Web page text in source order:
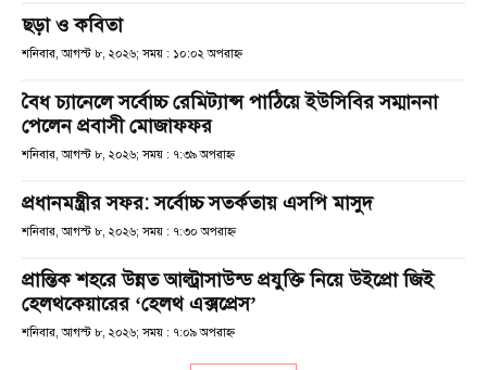
ছড়া ও কবিতা
শনিবার, আগস্ট ৮, ২০২৬; সময় : ১০:০২ অপরাহ্ণ
বৈধ চ্যানেলে সর্বোচ্চ রেমিট্যান্স পাঠিয়ে ইউসিবির সম্মাননা
পেলেন প্রবাসী মোজাফফর
শনিবার, আগস্ট ৮, ২০২৬; সময় : ৭:৩৯ অপরাহ্ণ
প্রধানমন্ত্রীর সফর: সর্বোচ্চ সতর্কতায় এসপি মাসুদ
শনিবার, আগস্ট ৮, ২০২৬; সময় : ৭:৩০ অপরাহ্ণ
প্রান্তিক শহরে উন্নত আল্ট্রাসাউন্ড প্রযুক্তি নিয়ে উইপ্রো জিই
হেলথকেয়ারের ‘হেলথ এক্সপ্রেস’
শনিবার, আগস্ট ৮, ২০২৬; সময় : ৭:০৯ অপরাহ্ণ